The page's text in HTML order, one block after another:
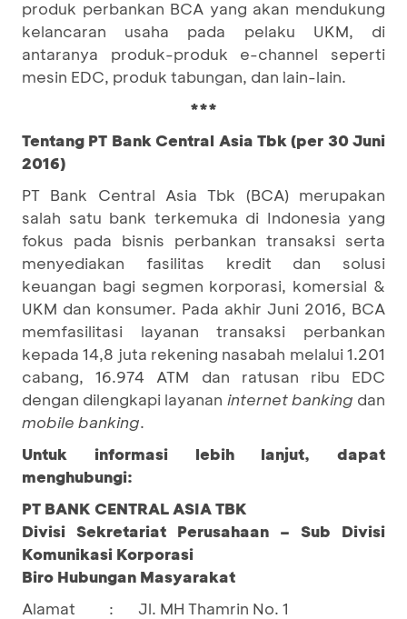
produk perbankan BCA yang akan mendukung
kelancaran usaha pada pelaku UKM, di
antaranya produk-produk e-channel seperti
mesin EDC, produk tabungan, dan lain-lain.
***
Tentang PT Bank Central Asia Tbk (per 30 Juni
2016)
PT Bank Central Asia Tbk (BCA) merupakan
salah satu bank terkemuka di Indonesia yang
fokus pada bisnis perbankan transaksi serta
menyediakan fasilitas kredit dan solusi
keuangan bagi segmen korporasi, komersial &
UKM dan konsumer. Pada akhir Juni 2016, BCA
memfasilitasi layanan transaksi perbankan
kepada 14,8 juta rekening nasabah melalui 1.201
cabang, 16.974 ATM dan ratusan ribu EDC
dengan dilengkapi layanan internet banking dan
mobile banking.
Untuk informasi lebih lanjut, dapat
menghubungi:
PT BANK CENTRAL ASIA TBK
Divisi Sekretariat Perusahaan – Sub Divisi
Komunikasi Korporasi
Biro Hubungan Masyarakat
Alamat
:
Jl. MH Thamrin No. 1